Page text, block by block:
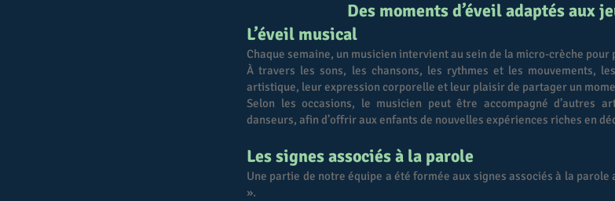
Des moments d’éveil adaptés aux
L’éveil musical
Chaque semaine, un musicien intervient au sein de la micro-crèche pour
À travers les sons, les chansons, les rythmes et les mouvements,
artistique, leur expression corporelle et leur plaisir de partager un
Selon les occasions, le musicien peut être accompagné d’autres
danseurs, afin d’offrir aux enfants de nouvelles expériences riches en
Les signes associés à la parole
Une partie de notre équipe a été formée aux signes associés à la parole
».